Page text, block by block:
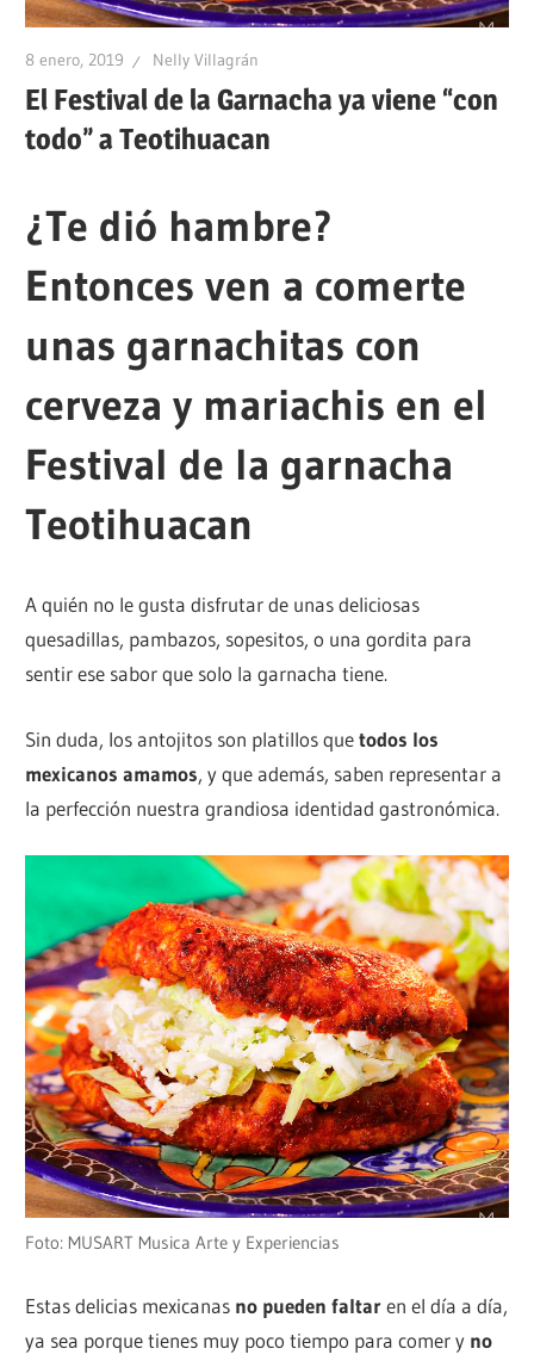
8 enero, 2019 Nelly Villagrán
El Festival de la Garnacha ya viene “con
todo” a Teotihuacan
¿Te dió hambre?
Entonces ven a comerte
unas garnachitas con
cerveza y mariachis en el
Festival de la garnacha
Teotihuacan
A quién no le gusta disfrutar de unas deliciosas
quesadillas, pambazos, sopesitos, o una gordita para
sentir ese sabor que solo la garnacha tiene.
Sin duda, los antojitos son platillos quetodos los
mexicanos amamos, y que además, saben representar a
la perfección nuestra grandiosa identidad gastronómica.
Foto: MUSART Musica Arte y Experiencias
Estas delicias mexicanas no pueden faltaren el día a día,
ya sea porque tienes muy poco tiempo para comer y no